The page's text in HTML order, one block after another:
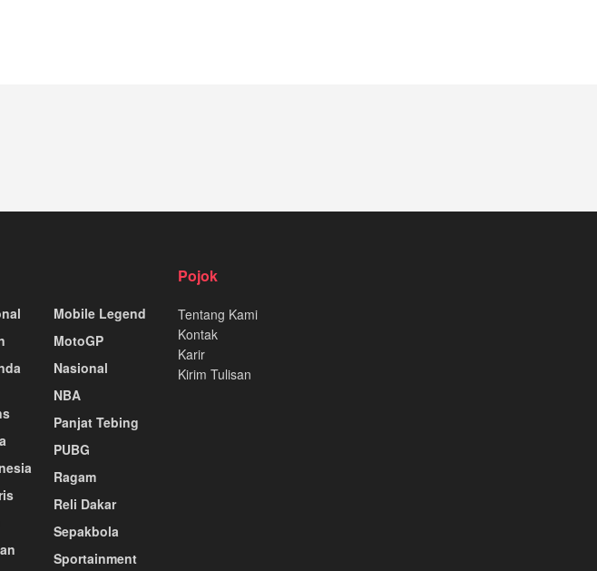
Mobile Legend
MotoGP
Nasional
NBA
Panjat Tebing
PUBG
Ragam
Reli Dakar
Sepakbola
Sportainment
Pojok
Tentang Kami
Kontak
Karir
Kirim Tulisan